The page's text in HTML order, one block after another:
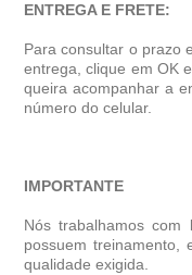
ENTREGA E FRETE:
Para consultar o prazo
entrega, clique em OK
queira acompanhar a
número do celular.
IMPORTANTE
Nós trabalhamos
possuem treinamento,
qualidade exigida.